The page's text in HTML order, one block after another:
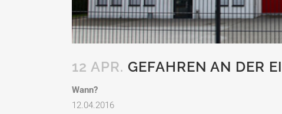
12 APR. GEFAHREN AN DER
Wann?
12.04.2016